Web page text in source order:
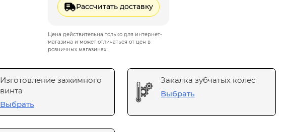
Рассчитать доставку
Цена действительна только для интернет-
магазина и может отличаться от цен в
розничных магазинах
Изготовление зажимного
винта
Выбрать
Закалка зубчатых колес
Выбрать